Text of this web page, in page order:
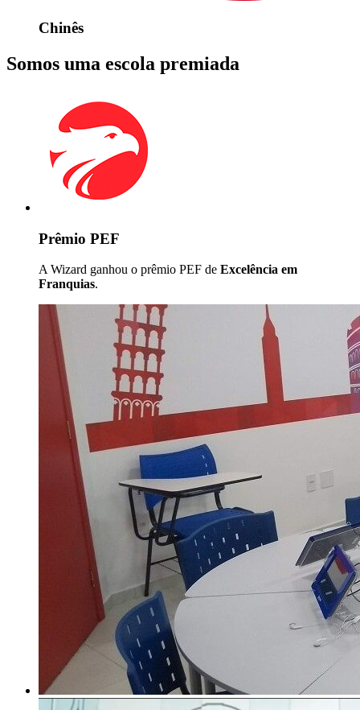
Chinês
Somos uma escola premiada
Prêmio PEF
A Wizard ganhou o prêmio PEF de Excelência em
Franquias.